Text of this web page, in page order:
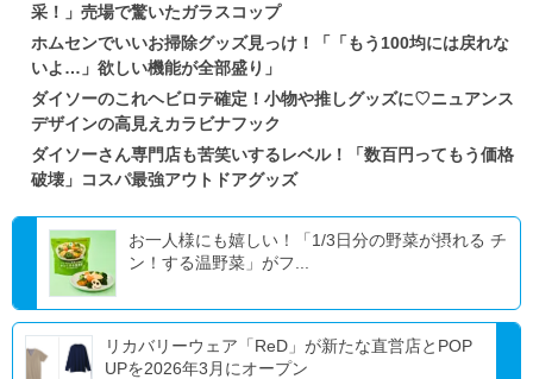
采！」売場で驚いたガラスコップ
ホムセンでいいお掃除グッズ見っけ！「「もう100均には戻れな
いよ…」欲しい機能が全部盛り」
ダイソーのこれヘビロテ確定！小物や推しグッズに♡ニュアンス
デザインの高見えカラビナフック
ダイソーさん専門店も苦笑いするレベル！「数百円ってもう価格
破壊」コスパ最強アウトドアグッズ
お一人様にも嬉しい！「1/3日分の野菜が摂れる チ
ン！する温野菜」がフ...
リカバリーウェア「ReD」が新たな直営店とPOP
UPを2026年3月にオープン